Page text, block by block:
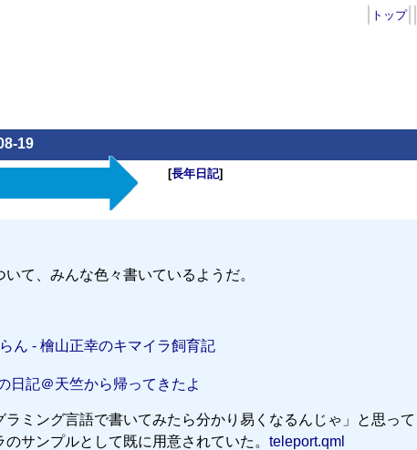
トップ
19
[長年日記]
て、みんな色々書いているようだ。
ん - 檜山正幸のキマイラ飼育記
日記＠天竺から帰ってきたよ
ミング言語で書いてみたら分かり易くなるんじゃ」と思って
サンプルとして既に用意されていた。 teleport.qml